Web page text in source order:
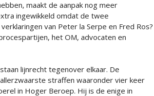
maakt de aanpak nog meer
ingewikkeld omdat de twee
van Peter la Serpe en Fred Ros?
het OM, advocaten en
lijnrecht tegenover elkaar. De
straffen waaronder vier keer
in Hoger Beroep. Hij is de enige in